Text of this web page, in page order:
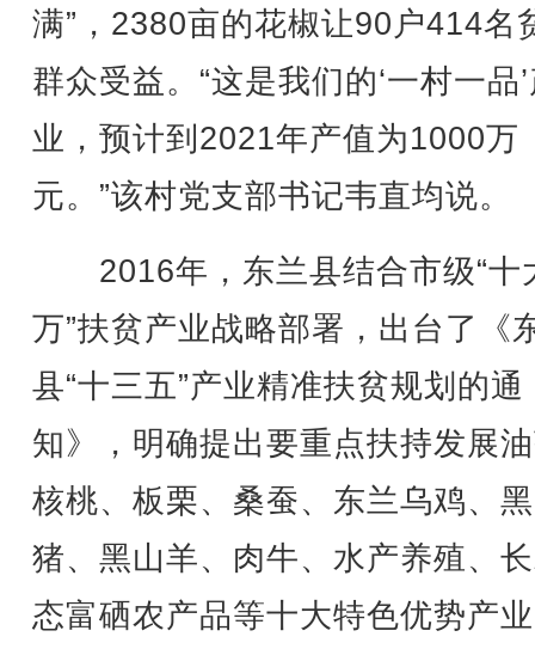
满”，2380亩的花椒让90户414名
群众受益。“这是我们的‘一村一品
业，预计到2021年产值为1000万
元。”该村党支部书记韦直均说。
2016年，东兰县结合市级“十
万”扶贫产业战略部署，出台了《
县“十三五”产业精准扶贫规划的通
知》，明确提出要重点扶持发展
核桃、板栗、桑蚕、东兰乌鸡、
猪、黑山羊、肉牛、水产养殖、
态富硒农产品等十大特色优势产